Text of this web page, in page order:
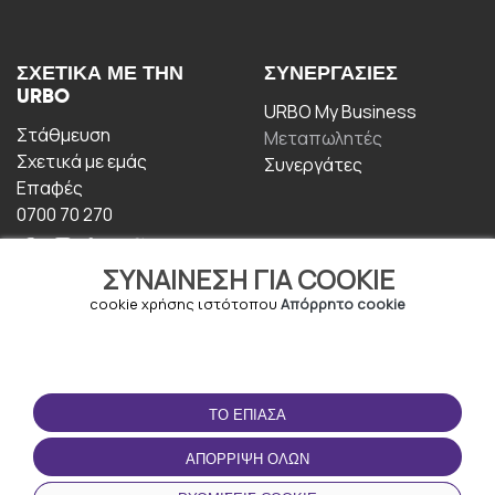
ΣΥΝΑΊΝΕΣΗ ΓΙΑ COOKIE
cookie χρήσης ιστότοπου Απόρρητο cookie
ΤΟ ΈΠΙΑΣΑ
ΑΠΌΡΡΙΨΗ ΌΛΩΝ
ΣΧΕΤΙΚΆ ΜΕ ΤΗΝ
URBO
Στάθμευση
Σχετικά με εμάς
Επαφές
0700 70 270
ΣΥΝΕΡΓΑΣΊΕΣ
URBO My Business
Μεταπωλητές
Συνεργάτες
ΟΡΟΙ ΧΡΉΣΗΣ
Οροι και Προϋποθέσεις
Πολιτική απορρήτου
ΚΑΤΕΒΆΣΤΕ ΤΗΝ
ΕΦΑΡΜΟΓΉ